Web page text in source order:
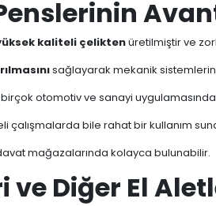
kaliteli çeliktenüretilmiştir ve
sağlayarak mekanik sistemlerin
otomotiv ve sanayi uygulamasında
çalışmalarda bile rahat bir kullanım
mağazalarında kolayca bulunabilir.
ve Diğer El